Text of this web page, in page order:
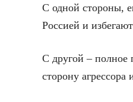
С одной стороны,
Россией и
С другой – полное
сторону